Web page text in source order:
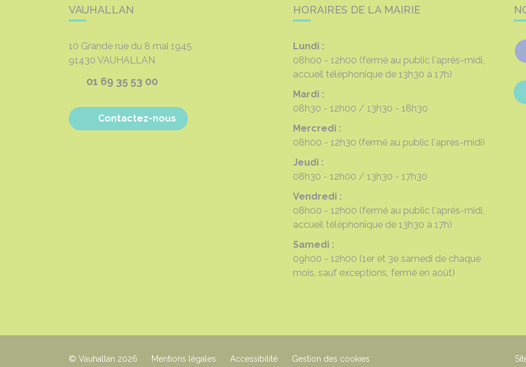
VAUHALLAN
10 Grande rue du 8 mai 1945
91430 VAUHALLAN
01 69 35 53 00
Contactez-nous
HORAIRES DE LA MAIRIE
Lundi :
08h00 - 12h00 (fermé au public l'après-midi,
accueil téléphonique de 13h30 à 17h)
Mardi :
08h30 - 12h00
13h30 - 18h30
Mercredi :
08h00 - 12h30 (fermé au public l'après-midi)
Jeudi :
08h30 - 12h00
13h30 - 17h30
Vendredi :
08h00 - 12h00 (fermé au public l'après-midi,
accueil téléphonique de 13h30 à 17h)
Samedi :
09h00 - 12h00 (1er et 3e samedi de chaque
mois, sauf exceptions, fermé en août)
© Vauhallan 2026 Mentions légales Accessibilité Gestion des cookies